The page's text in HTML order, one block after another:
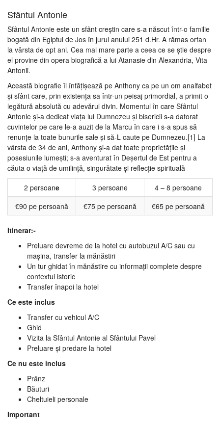
Sfântul Antonie
Sfântul Antonie este un sfânt creștin care s-a născut într-o familie
bogată din Egiptul de Jos în jurul anului 251 d.Hr. A rămas orfan
la vârsta de opt ani. Cea mai mare parte a ceea ce se știe despre
el provine din opera biografică a lui Atanasie din Alexandria, Vita
Antonii.
Această biografie îl înfățișează pe Anthony ca pe un om analfabet
și sfânt care, prin existența sa într-un peisaj primordial, a primit o
legătură absolută cu adevărul divin. Momentul în care Sfântul
Antonie și-a dedicat viața lui Dumnezeu și bisericii s-a datorat
cuvintelor pe care le-a auzit de la Marcu în care i s-a spus să
renunțe la toate bunurile sale și să-L caute pe Dumnezeu.[1] La
vârsta de 34 de ani, Anthony și-a dat toate proprietățile și
posesiunile lumești; s-a aventurat în Deșertul de Est pentru a
căuta o viață de umilință, singurătate și reflecție spirituală
2 persoane 3 persoane
4 – 8 persoane
€90 pe persoană
€75 pe persoană €65 pe persoană
Itinerar:-
Preluare devreme de la hotel cu autobuzul A/C sau cu
mașina, transfer la mănăstiri
Un tur ghidat în mănăstire cu informații complete despre
contextul istoric
Transfer înapoi la hotel
Ce este inclus
Transfer cu vehicul A/C
Ghid
Vizita la Sfântul Antonie al Sfântului Pavel
Preluare și predare la hotel
Ce nu este inclus
Prânz
Băuturi
Cheltuieli personale
Important